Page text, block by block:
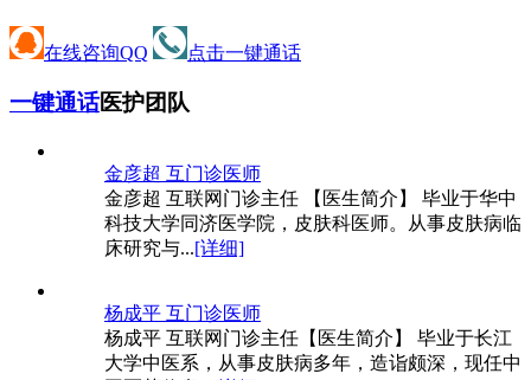
在线咨询QQ 点击一键通话
一键通话医护团队
金彦超 互门诊医师
金彦超 互联网门诊主任 【医生简介】 毕业于华中
科技大学同济医学院，皮肤科医师。从事皮肤病临
床研究与...[详细]
杨成平 互门诊医师
杨成平 互联网门诊主任【医生简介】 毕业于长江
大学中医系，从事皮肤病多年，造诣颇深，现任中